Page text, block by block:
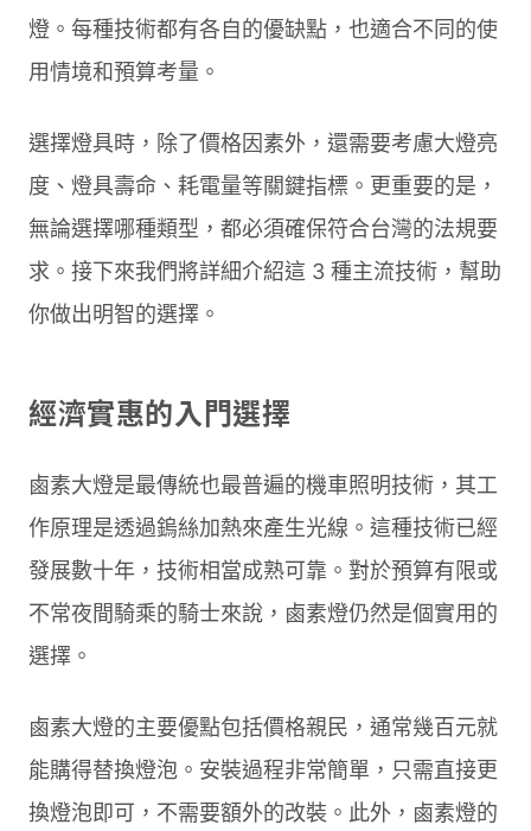
燈。每種技術都有各自的優缺點，也適合不同的使
用情境和預算考量。
選擇燈具時，除了價格因素外，還需要考慮大燈亮
度、燈具壽命、耗電量等關鍵指標。更重要的是，
無論選擇哪種類型，都必須確保符合台灣的法規要
求。接下來我們將詳細介紹這 3 種主流技術，幫助
你做出明智的選擇。
經濟實惠的入門選擇
鹵素大燈是最傳統也最普遍的機車照明技術，其工
作原理是透過鎢絲加熱來產生光線。這種技術已經
發展數十年，技術相當成熟可靠。對於預算有限或
不常夜間騎乘的騎士來說，鹵素燈仍然是個實用的
選擇。
鹵素大燈的主要優點包括價格親民，通常幾百元就
能購得替換燈泡。安裝過程非常簡單，只需直接更
換燈泡即可，不需要額外的改裝。此外，鹵素燈的